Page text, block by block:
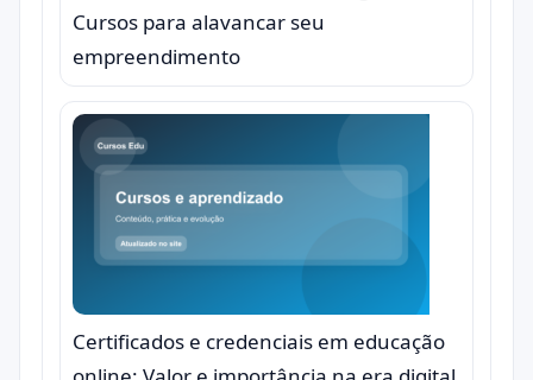
Cursos para alavancar seu
empreendimento
Certificados e credenciais em educação